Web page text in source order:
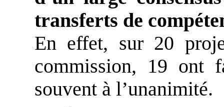
transferts de
En effet, sur 20
commission, 19 ont
souvent à l’unanimité.